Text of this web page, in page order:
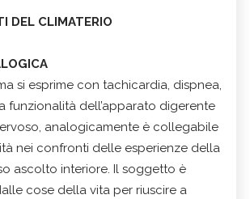
DEL CLIMATERIO
si esprime con tachicardia, dispnea,
funzionalità dell’apparato digerente
analogicamente è collegabile
nei confronti delle esperienze della
ascolto interiore. Il soggetto è
cose della vita per riuscire a